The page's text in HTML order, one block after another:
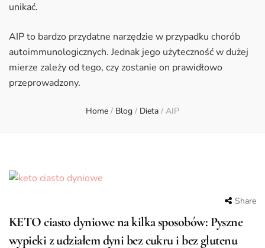
unikać.
AIP to bardzo przydatne narzędzie w przypadku chorób
autoimmunologicznych. Jednak jego użyteczność w dużej
mierze zależy od tego, czy zostanie on prawidłowo
przeprowadzony.
Home / Blog / Dieta / AIP
Share
KETO ciasto dyniowe na kilka sposobów: Pyszne
wypieki z udziałem dyni bez cukru i bez glutenu